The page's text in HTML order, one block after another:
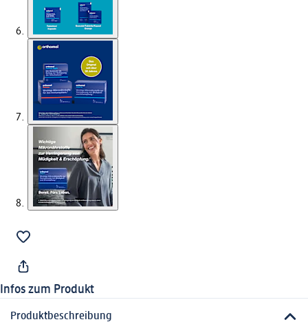
Infos zum Produkt
Produktbeschreibung